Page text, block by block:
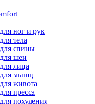
ног и рук
тела
спины
шеи
лица
мышц
живота
пресса
похудения